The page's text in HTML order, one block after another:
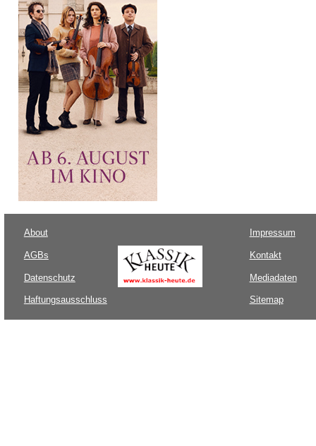
About
AGBs
Datenschutz
Haftungsausschluss
Impressum
Kontakt
Mediadaten
Sitemap